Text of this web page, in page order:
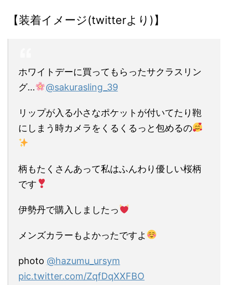
【装着イメージ(twitterより)】
ホワイトデーに買ってもらったサクラスリン
グ…
@sakurasling_39
リップが入る小さなポケットが付いてたり鞄
にしまう時カメラをくるくるっと包めるの
柄もたくさんあって私はふんわり優しい桜柄
です
伊勢丹で購入しましたっ
メンズカラーもよかったですよ
photo @hazumu_ursym
pic.twitter.com/ZqfDqXXFBO